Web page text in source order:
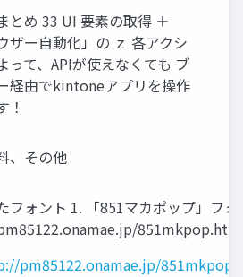
とめ 33 UI 要素の取得 ＋
ザー自動化」の ｚ 各アクシ
って、APIが使えなくても ブ
経由でkintoneアプリを操作
！
、その他
フォント 1. 「851マカポップ」フォ
pm85122.onamae.jp/